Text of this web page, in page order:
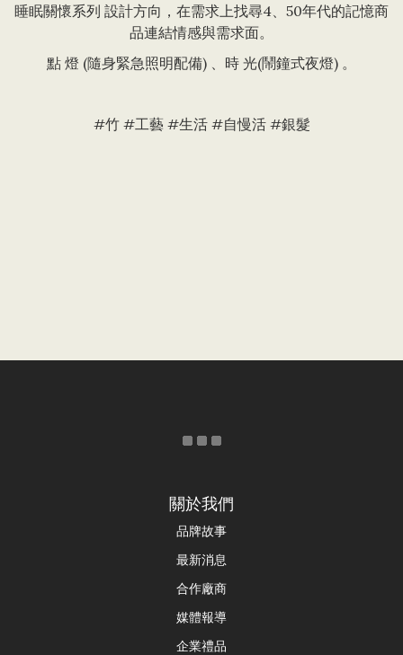
睡眠關懷系列 設計方向，在需求上找尋4、50年代的記憶商
品連結情感與需求面。
點 燈 (隨身緊急照明配備) 、時 光(鬧鐘式夜燈) 。
#竹 #工藝 #生活 #自慢活 #銀髮
關於我們
品牌故事
最新消息
合作廠商
媒體報導
企業禮品